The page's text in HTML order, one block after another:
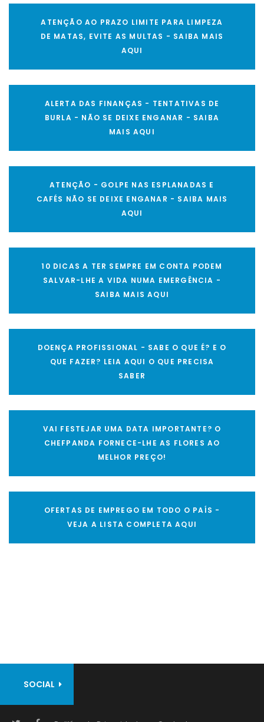
ATENÇÃO AO PRAZO LIMITE PARA LIMPEZA
DE MATAS, EVITE AS MULTAS - SAIBA MAIS
AQUI
ALERTA DAS FINANÇAS - TENTATIVAS DE
BURLA - NÃO SE DEIXE ENGANAR - SAIBA
MAIS AQUI
ATENÇÃO - GOLPE NAS ESPLANADAS E
CAFÉS NÃO SE DEIXE ENGANAR - SAIBA MAIS
AQUI
10 DICAS A TER SEMPRE EM CONTA PODEM
SALVAR-LHE A VIDA NUMA EMERGÊNCIA -
SAIBA MAIS AQUI
DOENÇA PROFISSIONAL - SABE O QUE É? E O
QUE FAZER? LEIA AQUI O QUE PRECISA
SABER
VAI FESTEJAR UMA DATA IMPORTANTE? O
CHEFPANDA FORNECE-LHE AS FLORES AO
MELHOR PREÇO!
OFERTAS DE EMPREGO EM TODO O PAÍS -
VEJA A LISTA COMPLETA AQUI
SOCIAL